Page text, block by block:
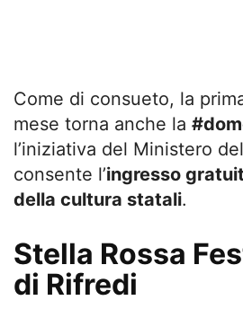
Come di consueto, la
mese torna anche la
l’iniziativa del Ministero
consente l’ingresso
della cultura statali.
Stella Rossa
di Rifredi